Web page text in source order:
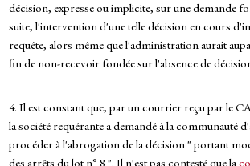
décision, expresse ou implicite, sur une demande
suite, l'intervention d'une telle décision en cours
requête, alors même que l'administration aurait
fin de non-recevoir fondée sur l'absence de
4. Il est constant que, par un courrier reçu par le
la société requérante a demandé à la communauté
procéder à l'abrogation de la décision " portant
des arrêts du lot n° 8 ". Il n'est pas contesté que la